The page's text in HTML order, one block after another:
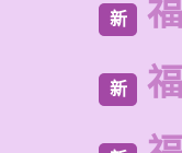
新
新